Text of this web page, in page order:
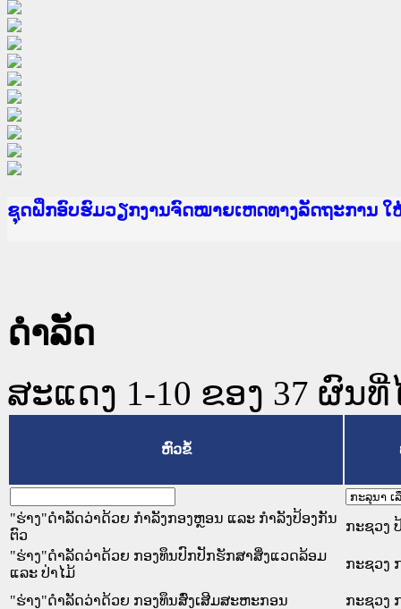
Ministry of Justice Lao PDR
ເຜີຍແຜ່ວັບໄຊຈົດໝາຍເຫດທາງລັດຖະການ ແລະ ແອັ
ກະຊວງຍຸຕິທຳ
ຊຸດຝຶກອົບຮົມວຽກງານຈົດໝາຍເຫດທາງລັດຖະການ
ກອງປະຊຸມທົບທວນຄືນການຈັດຕັ້ງປະຕິບັດວຽກງານຈົ
ຝຶກອົບຮົມ ຜູ່ປະສານງານວຽກງານຈົດໝາຍເຫດທາງລັ
ຝຶກອົບຮົມ ຜູ່ປະສານງານວຽກງານຈົດໝາຍເຫດທາງລັ
ເຜີຍແຜ່ແອັບກົດໝາຍລາວ ແລະ ເວັບໄຊຈົດໝາຍເຫດ
ເຜີຍແຜ່ແອັບກົດໝາຍລາວ ແລະ ເວັບໄຊຈົດໝາຍເຫດ
ຍົກລະດັບວຽກງານຈົດໝາຍເຫດທາງລັດຖະການໃຫ້ຜູ້
ຊຸດຝຶກອົບຮົມວຽກງານຈົດໝາຍເຫດທາງລັດຖະການ ໃ
ດໍາລັດ
ສະແດງ 1-10 ຂອງ 37 ຜົນ
ຫົວຂໍ້
"ຮ່າງ"ດຳລັດວ່າດ້ວຍ ກຳລັງກອງຫຼອນ ແລະ ກຳລັງປ້ອງກັນ
ຕົວ
ກະຊວງ
"ຮ່າງ"ດຳລັດວ່າດ້ວຍ ກອງທຶນປົກປັກຮັກສາສິ່ງແວດລ້ອມ
ແລະ ປ່າໄມ້
ກະຊວງ
"ຮ່າງ"ດຳລັດວ່າດ້ວຍ ກອງທຶນສົ່ງເສີມສະຫະກອນ ກະຊວງ